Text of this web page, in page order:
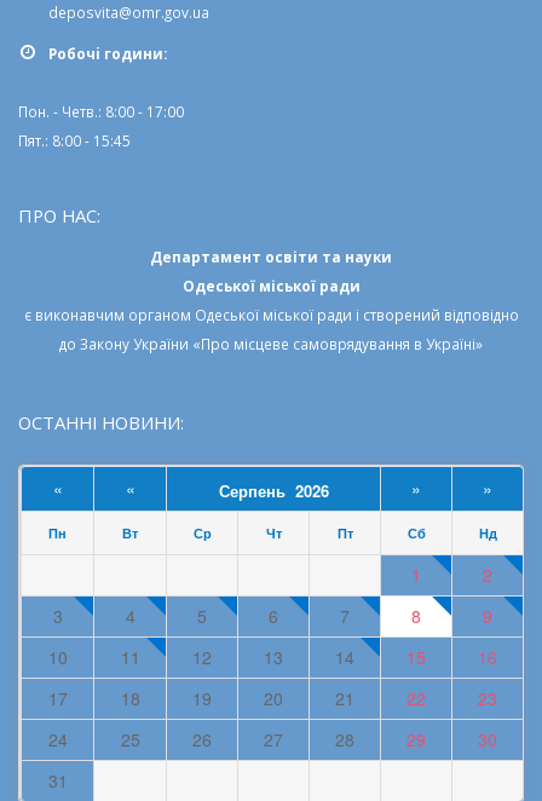
deposvita@omr.gov.ua
Робочi години:
Пон. - Четв.: 8:00 - 17:00
Пят.: 8:00 - 15:45
ПРО НАС:
Департамент освіти та науки
Одеської міської ради
є виконавчим органом Одеської міської ради і створений відповідно
до Закону України «Про місцеве самоврядування в Україні»
ОСТАННІ НОВИНИ:
« « Серпень 2026 » »
Пн Вт Ср Чт Пт Сб Нд
1
2
3
4 5 6 7 8
9
10
11 12 13 14 15
16
17
18 19 20 21 22
23
24
25 26 27 28 29
30
31